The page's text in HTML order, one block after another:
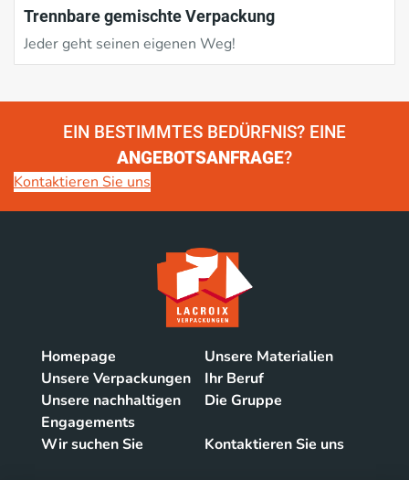
Trennbare gemischte Verpackung
Jeder geht seinen eigenen Weg!
EIN BESTIMMTES BEDÜRFNIS? EINE
ANGEBOTSANFRAGE?
Kontaktieren Sie uns
Homepage
Unsere Materialien
Unsere Verpackungen
Ihr Beruf
Unsere nachhaltigen
Engagements
Die Gruppe
Wir suchen Sie Kontaktieren Sie uns